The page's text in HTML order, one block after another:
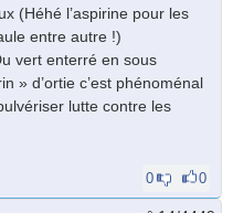
(Héhé l’aspirine pour les
entre autre !)
vert enterré en sous
» d’ortie c’est phénoménal
lutte contre les
0 0